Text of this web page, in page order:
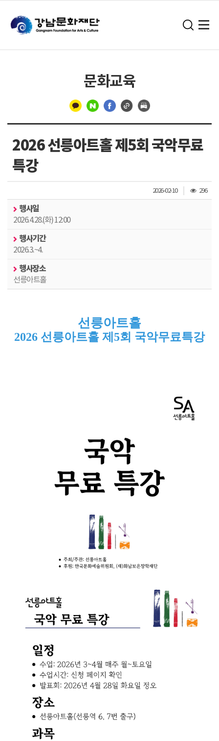
문화교육
분
선
2026 선릉아트홀 제5회 국악무료
특강
2026-02-10
조
회
296
행사일
2026.4.28.(화) 12:00
행사기간
2026.3.~4.
행사장소
선릉아트홀
선릉아트홀
2026 선릉아트홀 제5회 국악무료특강